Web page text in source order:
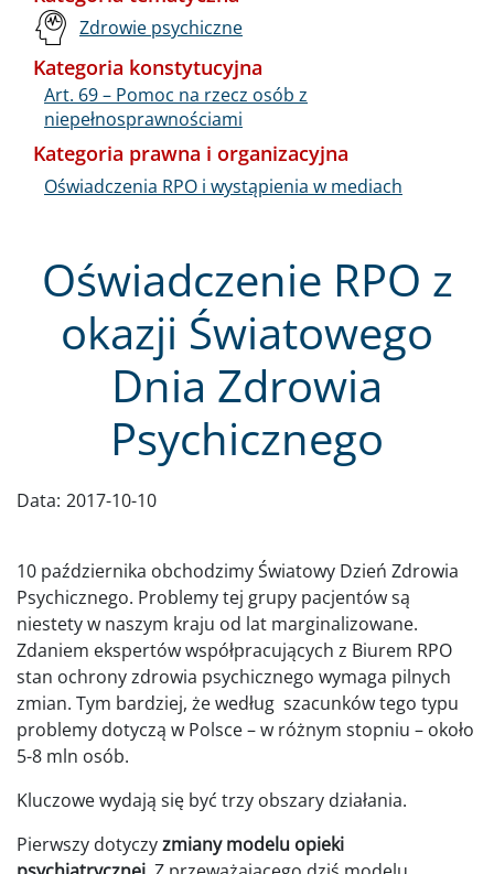
Oświadczenie RPO z
okazji Światowego
Dnia Zdrowia
Psychicznego
Data: 2017-10-10
10 października obchodzimy Światowy Dzień Zdrowia
Psychicznego. Problemy tej grupy pacjentów są
niestety w naszym kraju od lat marginalizowane.
Zdaniem ekspertów współpracujących z Biurem RPO
stan ochrony zdrowia psychicznego wymaga pilnych
zmian. Tym bardziej, że według szacunków tego typu
problemy dotyczą w Polsce – w różnym stopniu – około
5-8 mln osób.
Kluczowe wydają się być trzy obszary działania.
Pierwszy dotyczyzmiany modelu opieki
Zdrowie psychiczne
Kategoria konstytucyjna
Art. 69 – Pomoc na rzecz osób z
niepełnosprawnościami
Kategoria prawna i organizacyjna
Oświadczenia RPO i wystąpienia w mediach